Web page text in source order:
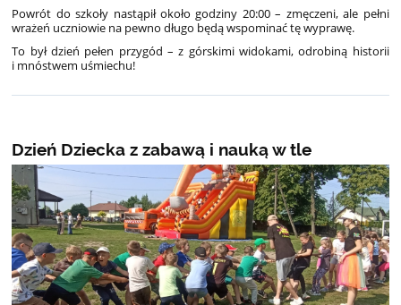
Powrót do szkoły nastąpił około godziny 20:00 – zmęczeni, ale pełni
wrażeń uczniowie na pewno długo będą wspominać tę wyprawę.
To był dzień pełen przygód – z górskimi widokami, odrobiną historii
i mnóstwem uśmiechu!
Dzień Dziecka z zabawą i nauką w tle